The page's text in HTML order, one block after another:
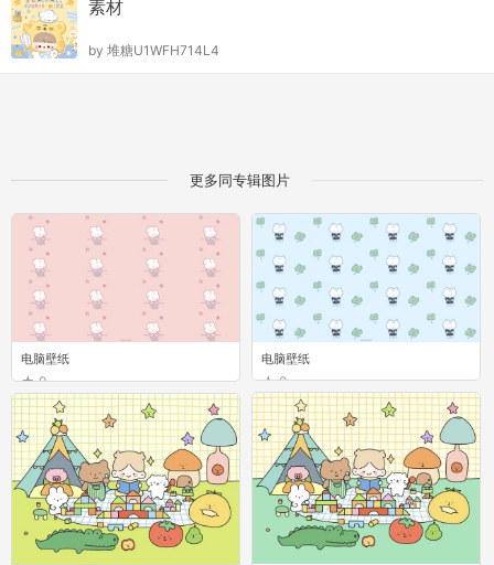
素材
by 堆糖U1WFH714L4
更多同专辑图片
电脑壁纸
0
电脑壁纸
0